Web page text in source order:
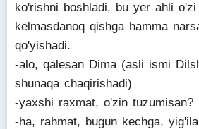
ko'rishni boshladi, bu yer ahli
kelmasdanoq qishga hamma
qo'yishadi.
-alo, qalesan Dima (asli ismi
shunaqa chaqirishadi)
-yaxshi raxmat, o'zin tuzumisan?
-ha, rahmat, bugun kechga,